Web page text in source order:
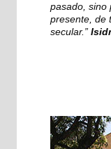
pasado, sino
presente, de
secular.”